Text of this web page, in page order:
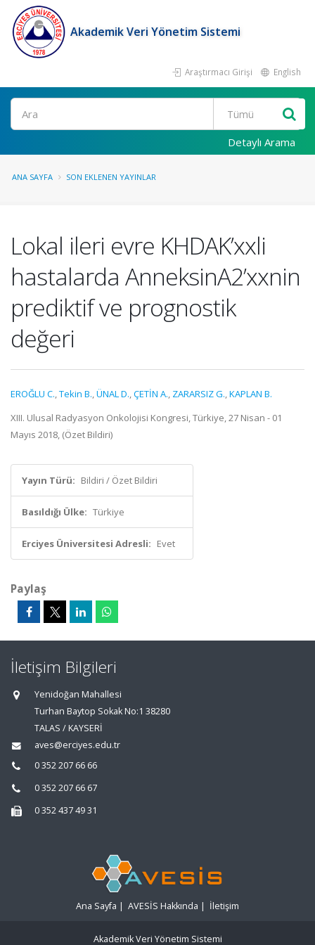
Akademik Veri Yönetim Sistemi
Araştırmacı Girişi English
Ara
Detaylı Arama
ANA SAYFA SON EKLENEN YAYINLAR
Lokal ileri evre KHDAK’xxli
hastalarda AnneksinA2’xxnin
prediktif ve prognostik
değeri
EROĞLU C.,Tekin B.,ÜNAL D.,ÇETİN A., ZARARSIZ G.,KAPLAN B.
XIII. Ulusal Radyasyon Onkolojisi Kongresi, Türkiye, 27 Nisan - 01
Mayıs 2018, (Özet Bildiri)
Yayın Türü: Bildiri / Özet Bildiri
Basıldığı Ülke: Türkiye
Erciyes Üniversitesi Adresli: Evet
Paylaş
İletişim Bilgileri
Yenidoğan Mahallesi
Turhan Baytop Sokak No:1 38280
TALAS / KAYSERİ
aves@erciyes.edu.tr
0 352 207 66 66
0 352 207 66 67
0 352 437 49 31
Ana Sayfa | AVESİS Hakkında | İletişim
Akademik Veri Yönetim Sistemi